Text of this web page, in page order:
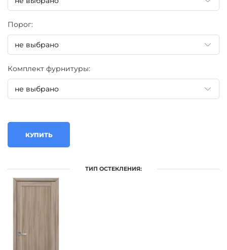
Порог:
Комплект фурнитуры:
КУПИТЬ
ТИП ОСТЕКЛЕНИЯ: